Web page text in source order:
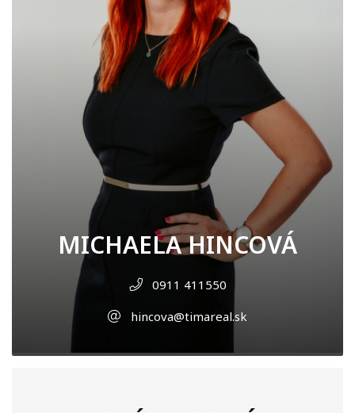
MICHAELA HINCOVÁ
0911 411550
hincova@timareal.sk